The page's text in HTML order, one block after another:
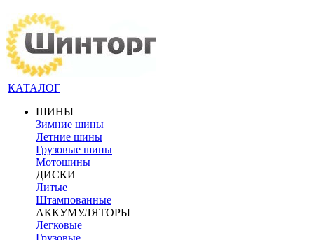
КАТАЛОГ
ШИНЫ
Зимние шины
Летние шины
Грузовые шины
Мотошины
ДИСКИ
Литые
Штампованные
АККУМУЛЯТОРЫ
Легковые
Грузовые